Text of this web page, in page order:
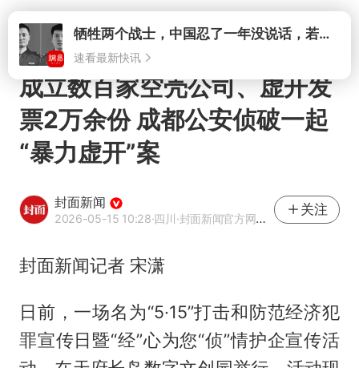
打开牺牲两个战士，中国忍了一年没说话，若菲律宾死了人，他会开战吗
速看最新快讯
成立数百家空壳公司、虚开发
票2万余份 成都公安侦破一起
“暴力虚开”案
封面新闻
2026-05-15 10:28·四川·封面新闻官方网易号
关注
封面新闻记者 宋潇
日前，一场名为“5·15”打击和防范经济犯
罪宣传日暨“经”心为您“侦”情护企宣传活